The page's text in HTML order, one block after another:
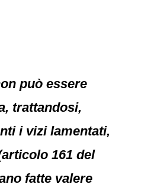
può essere
trattandosi,
i vizi lamentati,
161 del
fatte valere